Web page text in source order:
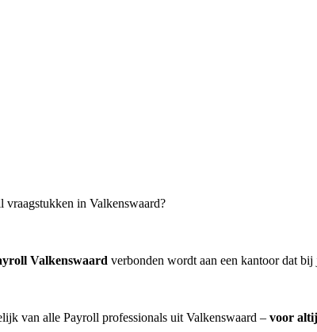
in Valkenswaard?
Valkenswaard verbonden wordt aan een kantoor dat bij
van alle Payroll professionals uit Valkenswaard – voor